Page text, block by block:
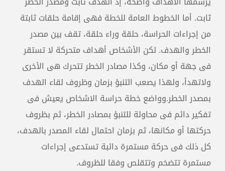
ثابت. أما الخطوط العامة للخطة فهى إقامة حلقات ثابتة
من إجراءات الحراسة، حلقة وراء حلقة، تقف بين مصدر
الخطر والهدف. لكن الأشخاص أهداف متحركة لا تستقر
فى جهة أو مكان، وكذا مصادر الخطر تتحرك هى الأخرى
ولاتهدأ، ولهذا يصعب التنبؤ بزمان وظروف لقاء الهدف
بمصدر الخطر.وواضع خطة حراسة الاشخاص يعيش فى
تفكير دائم فى محاولة للتنبؤ بمصادر الخطر، ثم بظروف
حركتها أو مكانها، ثم بزمان احتمال لقاء المصدر بالهدف،
كل ذلك فى حركة مستمرة دائبة تستدعى إجراءات
مستمرة تتضخم وتتقلص وفقا للظروف.